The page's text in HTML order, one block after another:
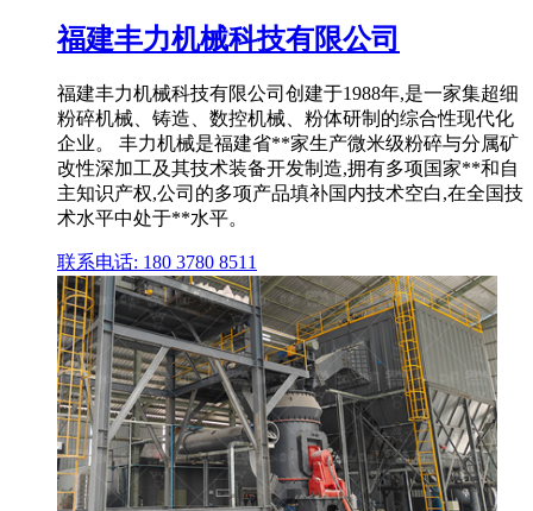
福建丰力机械科技有限公司
福建丰力机械科技有限公司创建于1988年,是一家集超细
粉碎机械、铸造、数控机械、粉体研制的综合性现代化
企业。 丰力机械是福建省**家生产微米级粉碎与分属矿
改性深加工及其技术装备开发制造,拥有多项国家**和自
主知识产权,公司的多项产品填补国内技术空白,在全国技
术水平中处于**水平。
联系电话: 180 3780 8511